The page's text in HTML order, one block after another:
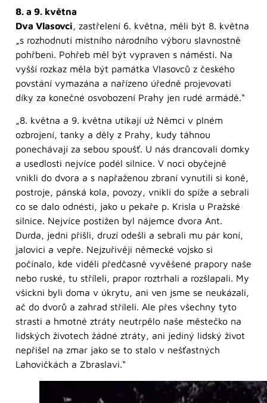
8. a 9. května
Dva Vlasovci, zastřelení 6. května, měli být 8. května
„s rozhodnutí místního národního výboru slavnostně
pohřbeni. Pohřeb měl být vypraven s náměstí. Na
vyšší rozkaz měla být památka Vlasovců z českého
povstání vymazána a nařízeno úředně projevovati
díky za konečné osvobození Prahy jen rudé armádě.“
„8. května a 9. května utíkají už Němci v plném
ozbrojení, tanky a děly z Prahy, kudy táhnou
ponechávají za sebou spoušť. U nás drancovali domky
a usedlosti nejvíce podél silnice. V noci obyčejně
vnikli do dvora a s napřaženou zbraní vynutili si koně,
postroje, pánská kola, povozy, vnikli do spíže a sebrali
co se dalo odnésti, jako u pekaře p. Krisla u Pražské
silnice. Nejvíce postižen byl nájemce dvora Ant.
Durda, jedni přišli, druzí odešli a sebrali mu pár koní,
jalovici a vepře. Nejzuřivěji německé vojsko si
počínalo, kde viděli předčasně vyvěšené prapory naše
nebo ruské, tu stříleli, prapor roztrhali a rozšlapali. My
všickni byli doma v úkrytu, ani ven jsme se neukázali,
ač do dvorů a zahrad stříleli. Ale přes všechny tyto
strasti a hmotné ztráty neutrpělo naše městečko na
lidských životech žádné ztráty, ani jediný lidský život
nepřišel na zmar jako se to stalo v nešťastných
Lahovičkách a Zbraslavi.“